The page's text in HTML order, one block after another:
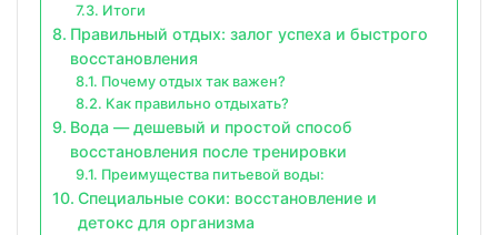
Итоги
Правильный отдых: залог успеха и быстрого
восстановления
Почему отдых так важен?
Как правильно отдыхать?
Вода — дешевый и простой способ
восстановления после тренировки
Преимущества питьевой воды:
Специальные соки: восстановление и
детокс для организма